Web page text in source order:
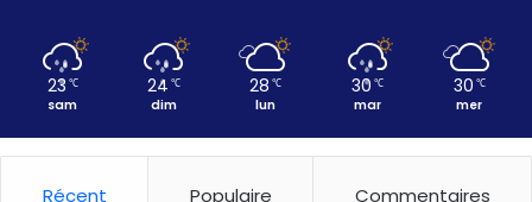
23 ℃
sam
24 ℃
dim
28 ℃
lun
30 ℃
mar
30 ℃
mer
Récent Populaire Commentaires